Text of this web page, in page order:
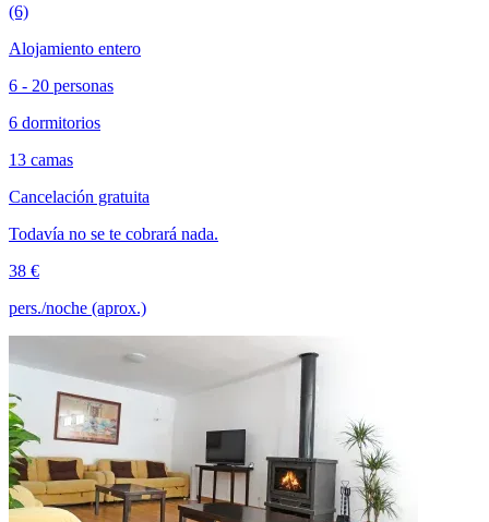
(6)
Alojamiento entero
6 - 20 personas
6 dormitorios
13 camas
Cancelación gratuita
Todavía no se te cobrará nada.
38 €
pers./noche (aprox.)